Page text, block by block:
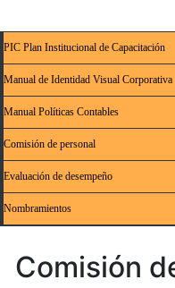
PIC Plan Institucional de Capacitación
Manual de Identidad Visual Corporativa
Manual Políticas Contables
Comisión de personal
Evaluación de desempeño
Nombramientos
Comisión